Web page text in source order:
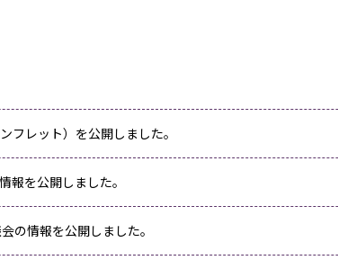
フレット）を公開しました。
報を公開しました。
の情報を公開しました。